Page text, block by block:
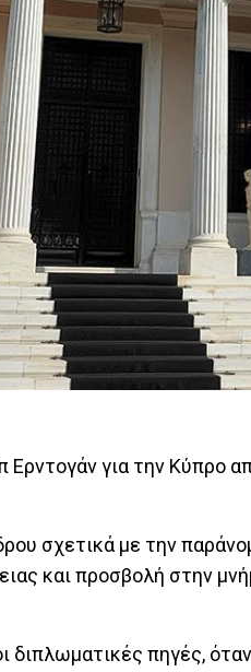
Ερντογάν για την Κύπρο
σχετικά με την
και προσβολή στην
πηγές,